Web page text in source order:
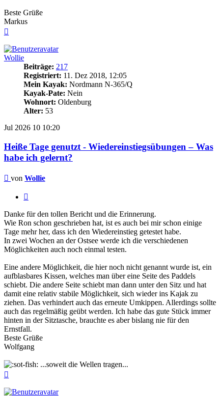
Beste Grüße
Markus
Wollie
Beiträge: 217
Registriert: 11. Dez 2018, 12:05
Mein Kayak: Nordmann N-365/Q
Kayak-Pate: Nein
Wohnort: Oldenburg
Alter: 53
Jul 2026 10 10:20
Heiße Tage genutzt - Wiedereinstiegsübungen – Was
habe ich gelernt?
Beitrag
von Wollie
Danke für den tollen Bericht und die Erinnerung.
Wie Ron schon geschrieben hat, ist es auch bei mir schon einige
Tage mehr her, dass ich den Wiedereinstieg getestet habe.
In zwei Wochen an der Ostsee werde ich die verschiedenen
Möglichkeiten auch noch einmal testen.
Eine andere Möglichkeit, die hier noch nicht genannt wurde ist, ein
aufblasbares Kissen, welches man über eine Seite des Paddels
schiebt. Die andere Seite schiebt man dann unter den Sitz und hat
damit eine relativ stabile Möglichkeit, sich wieder ins Kajak zu
ziehen. Das verhindert auch das erneute Umkippen. Allerdings sollte
auch das regelmäßig geübt werden. Ich habe das gute Stück immer
hinten in der Sitztasche, brauchte es aber bislang nie für den
Ernstfall.
Beste Grüße
Wolfgang
...soweit die Wellen tragen...